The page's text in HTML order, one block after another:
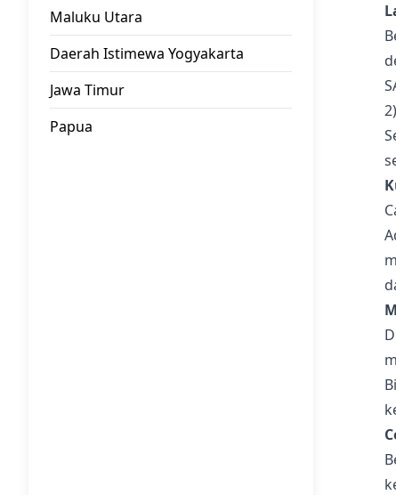
Maluku Utara
Daerah Istimewa Yogyakarta
Jawa Timur
Papua